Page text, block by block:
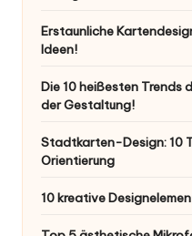
Erstaunliche
Ideen!
Die 10 heißesten Trends
der Gestaltung!
Stadtkarten-Design: 10
Orientierung
10 kreative